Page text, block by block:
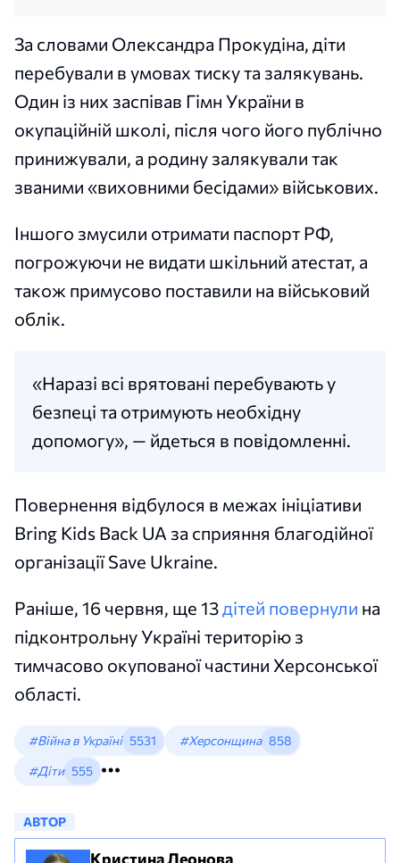
За словами Олександра Прокудіна, діти
перебували в умовах тиску та залякувань.
Один із них заспівав Гімн України в
окупаційній школі, після чого його публічно
принижували, а родину залякували так
званими «виховними бесідами» військових.
Іншого змусили отримати паспорт РФ,
погрожуючи не видати шкільний атестат, а
також примусово поставили на військовий
облік.
«Наразі всі врятовані перебувають у
безпеці та отримують необхідну
допомогу», — йдеться в повідомленні.
Повернення відбулося в межах ініціативи
Bring Kids Back UA за сприяння благодійної
організації Save Ukraine.
Раніше, 16 червня, ще 13дітей повернули на
підконтрольну Україні територію з
тимчасово окупованої частини Херсонської
області.
#Війна в Україні 5531 #Херсонщина 858
#Діти 555
АВТОР
Кристина Леонова